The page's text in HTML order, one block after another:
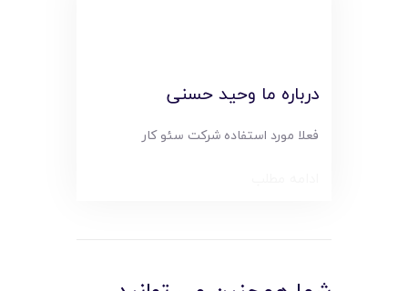
درباره ما وحید حسنی
فعلا مورد استفاده شرکت سئو کار